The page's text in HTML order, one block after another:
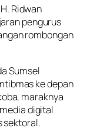
Ridwan
pengurus
rombongan
Sumsel
ke depan
maraknya
digital
sektoral.